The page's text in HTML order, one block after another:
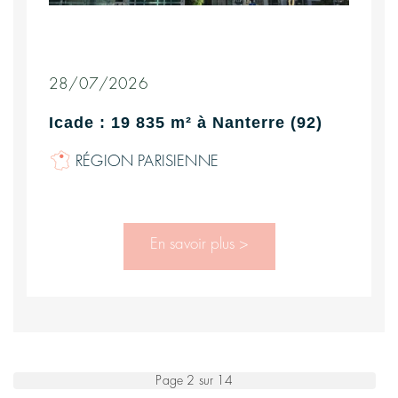
28/07/2026
Icade : 19 835 m² à Nanterre (92)
RÉGION PARISIENNE
En savoir plus >
Page 2 sur 14